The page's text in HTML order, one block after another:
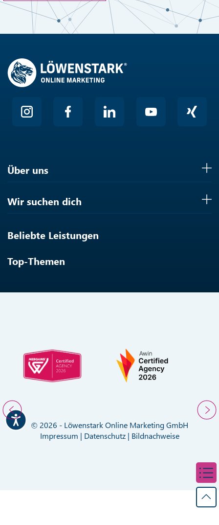
Anti-Roboter-Verifizierung
Hier klicken
Über uns
Wir suchen dich
Beliebte Leistungen
Top-Themen
© 2026 - Löwenstark Online Marketing GmbH
Impressum | Datenschutz| Bildnachweise